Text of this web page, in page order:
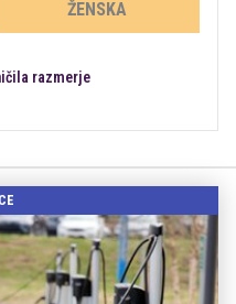
ŽENSKA
razmerje